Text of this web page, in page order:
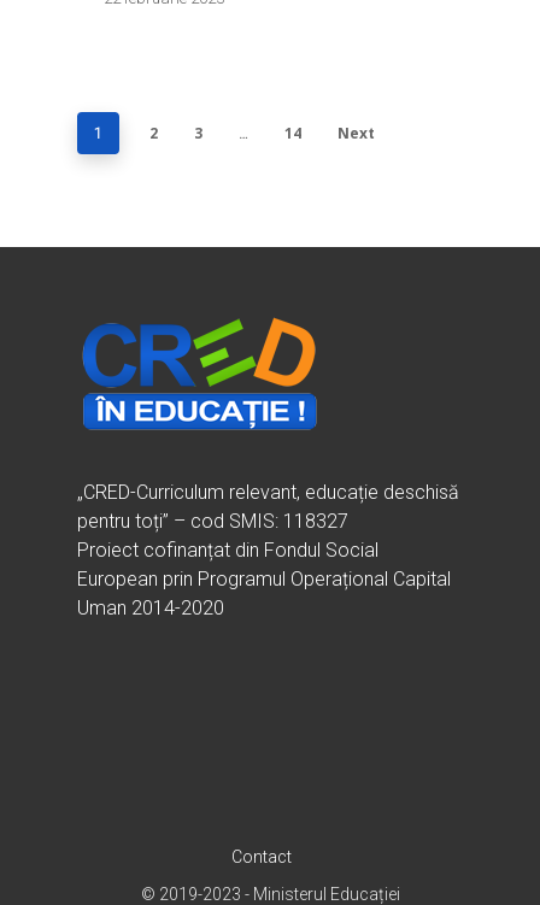
1 2 3 … 14 Next
„CRED-Curriculum relevant, educație deschisă
pentru toți” – cod SMIS: 118327
Proiect cofinanțat din Fondul Social
European prin Programul Operațional Capital
Uman 2014-2020
Contact
© 2019-2023 - Ministerul Educației